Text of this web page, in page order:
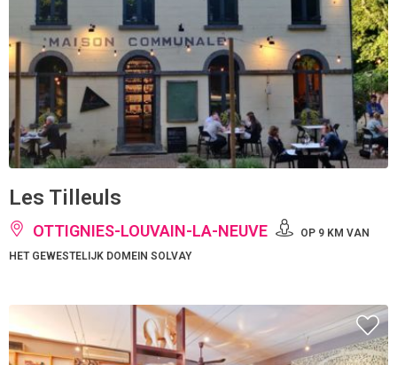
Les Tilleuls
OTTIGNIES-LOUVAIN-LA-NEUVE
OP 9 KM VAN
HET GEWESTELIJK DOMEIN SOLVAY